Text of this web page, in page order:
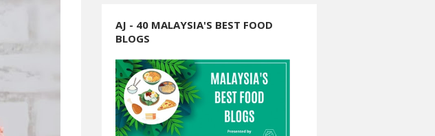
AJ - 40 MALAYSIA'S BEST FOOD
BLOGS